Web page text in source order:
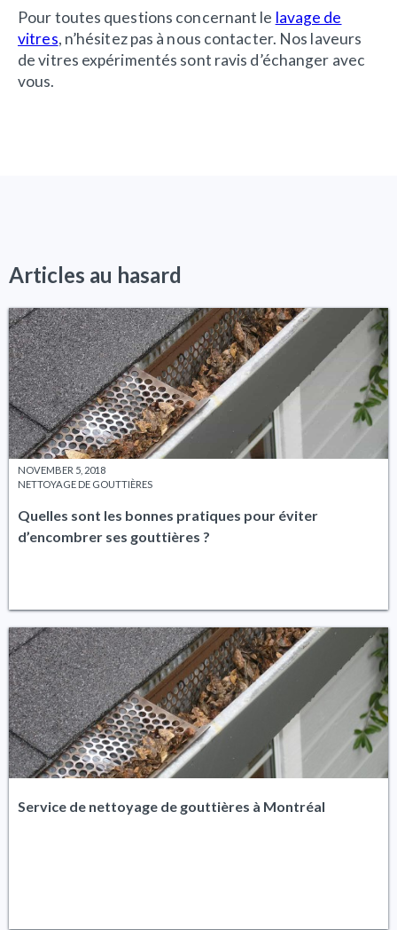
Pour toutes questions concernant le lavage de
vitres, n’hésitez pas à nous contacter. Nos laveurs
de vitres expérimentés sont ravis d’échanger avec
vous.
Articles au hasard
NOVEMBER 5, 2018
NETTOYAGE DE GOUTTIÈRES
Quelles sont les bonnes pratiques pour éviter
d’encombrer ses gouttières ?
Service de nettoyage de gouttières à Montréal